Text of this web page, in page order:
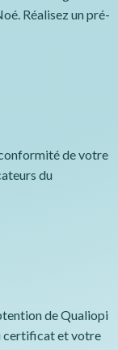
Réalisez un pré-
de votre
du
de Qualiopi
certificat et votre